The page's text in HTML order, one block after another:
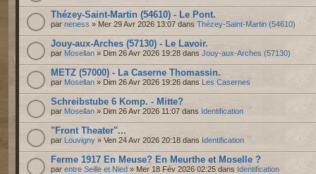
Thézey-Saint-Martin (54610) - Le Pont.
par neness » Mer 29 Avr 2026 13:07 dans Thézey-Saint-Martin (54610)
Jouy-aux-Arches (57130) - Le Lavoir.
par Mosellan » Dim 26 Avr 2026 19:28 dans Jouy-aux-Arches (57130)
METZ (57000) - La Caserne Thomassin.
par Mosellan » Dim 26 Avr 2026 19:26 dans Les Casernes
Schreibstube 6 Komp. - Mitte?
par Mosellan » Dim 26 Avr 2026 11:07 dans Identification
"Front Theater"...
par Louvigny » Ven 24 Avr 2026 20:18 dans Identification
Ferme 1917 En Meuse? En Meurthe et Moselle ?
par entre Seille et Nied » Mer 18 Fév 2026 02:25 dans Identification